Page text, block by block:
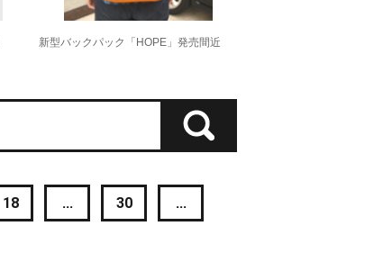
新型バックパック「HOPE」発売間近
18 ... 30 ...